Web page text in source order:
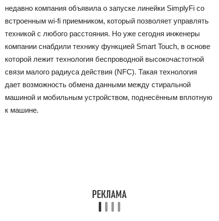
недавно компания объявила о запуске линейки SimplyFi со
встроенным wi-fi приемником, который позволяет управлять
техникой c любого расстояния. Но уже сегодня инженеры
компании снабдили технику функцией Smart Touch, в основе
которой лежит технология беспроводной высокочастотной
связи малого радиуса действия (NFC). Такая технология
дает возможность обмена данными между стиральной
машиной и мобильным устройством, поднесённым вплотную
к машине.